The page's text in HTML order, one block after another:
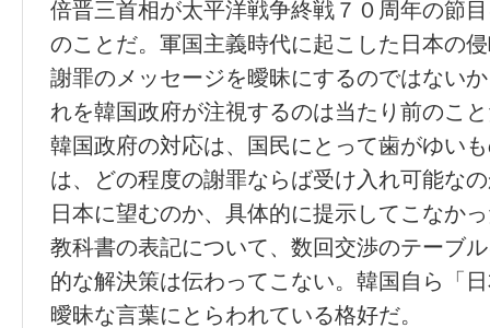
倍晋三首相が太平洋戦争終戦７０周年の節
のことだ。軍国主義時代に起こした日本の
謝罪のメッセージを曖昧にするのではない
れを韓国政府が注視するのは当たり前のこ
韓国政府の対応は、国民にとって歯がゆい
は、どの程度の謝罪ならば受け入れ可能な
日本に望むのか、具体的に提示してこなか
教科書の表記について、数回交渉のテーブ
的な解決策は伝わってこない。韓国自ら「
曖昧な言葉にとらわれている格好だ。